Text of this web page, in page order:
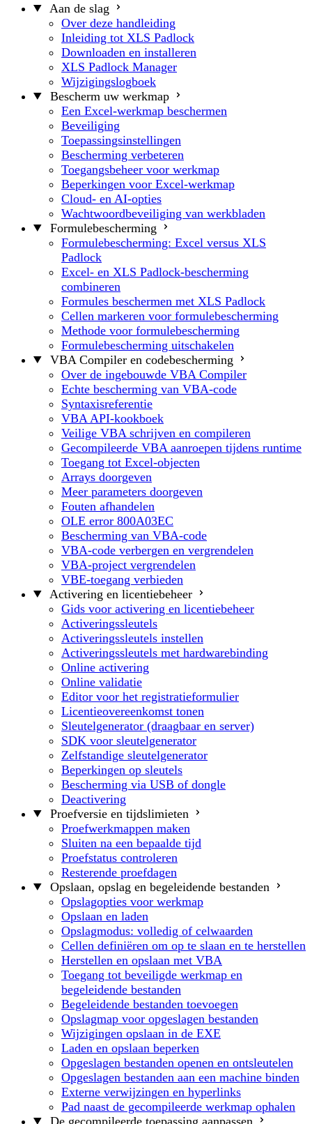
Aan de slag
Over deze handleiding
Inleiding tot XLS Padlock
Downloaden en installeren
XLS Padlock Manager
Wijzigingslogboek
Bescherm uw werkmap
Een Excel-werkmap beschermen
Beveiliging
Toepassingsinstellingen
Bescherming verbeteren
Toegangsbeheer voor werkmap
Beperkingen voor Excel-werkmap
Cloud- en AI-opties
Wachtwoordbeveiliging van werkbladen
Formulebescherming
Formulebescherming: Excel versus XLS
Padlock
Excel- en XLS Padlock-bescherming
combineren
Formules beschermen met XLS Padlock
Cellen markeren voor formulebescherming
Methode voor formulebescherming
Formulebescherming uitschakelen
VBA Compiler en codebescherming
Over de ingebouwde VBA Compiler
Echte bescherming van VBA-code
Syntaxisreferentie
VBA API-kookboek
Veilige VBA schrijven en compileren
Gecompileerde VBA aanroepen tijdens runtime
Toegang tot Excel-objecten
Arrays doorgeven
Meer parameters doorgeven
Fouten afhandelen
OLE error 800A03EC
Bescherming van VBA-code
VBA-code verbergen en vergrendelen
VBA-project vergrendelen
VBE-toegang verbieden
Activering en licentiebeheer
Gids voor activering en licentiebeheer
Activeringssleutels
Activeringssleutels instellen
Activeringssleutels met hardwarebinding
Online activering
Online validatie
Editor voor het registratieformulier
Licentieovereenkomst tonen
Sleutelgenerator (draagbaar en server)
SDK voor sleutelgenerator
Zelfstandige sleutelgenerator
Beperkingen op sleutels
Bescherming via USB of dongle
Deactivering
Proefversie en tijdslimieten
Proefwerkmappen maken
Sluiten na een bepaalde tijd
Proefstatus controleren
Resterende proefdagen
Opslaan, opslag en begeleidende bestanden
Opslagopties voor werkmap
Opslaan en laden
Opslagmodus: volledig of celwaarden
Cellen definiëren om op te slaan en te herstellen
Herstellen en opslaan met VBA
Toegang tot beveiligde werkmap en
begeleidende bestanden
Begeleidende bestanden toevoegen
Opslagmap voor opgeslagen bestanden
Wijzigingen opslaan in de EXE
Laden en opslaan beperken
Opgeslagen bestanden openen en ontsleutelen
Opgeslagen bestanden aan een machine binden
Externe verwijzingen en hyperlinks
Pad naast de gecompileerde werkmap ophalen
De gecompileerde toepassing aanpassen